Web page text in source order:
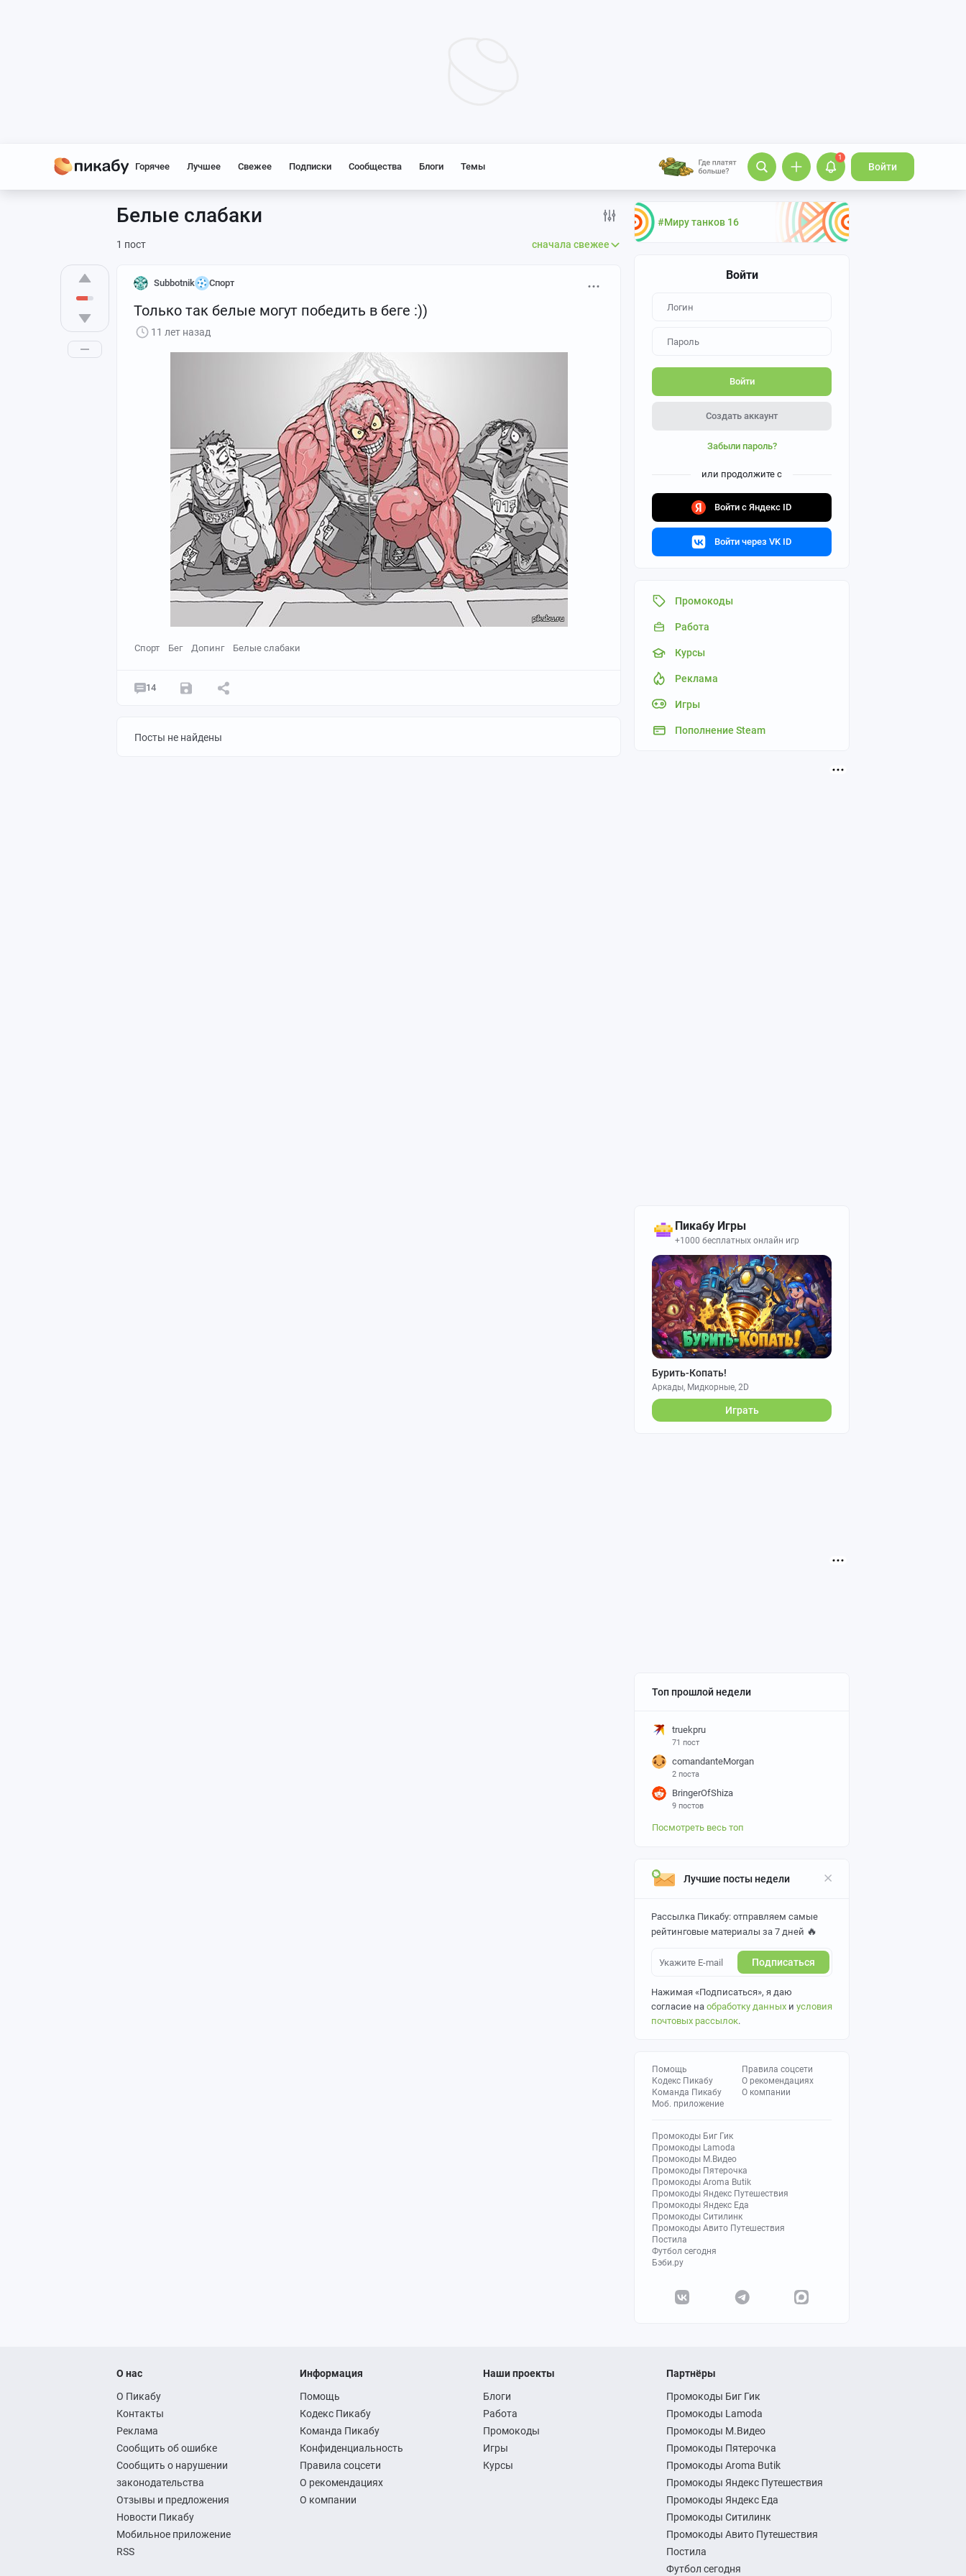
Горячее Лучшее Свежее Подписки Сообщества Блоги Темы
1
Войти
#Миру танков 16
Войти
Войти
Создать аккаунт
Забыли пароль?
или продолжите с
Войти с Яндекс ID
Войти через VK ID
Промокоды
Работа
Курсы
Реклама
Игры
Пополнение Steam
Пикабу Игры
+1000 бесплатных онлайн игр
Бурить-Копать!
Аркады, Мидкорные, 2D
Играть
Топ прошлой недели
truekpru
71 пост
comandanteMorgan
2 поста
BringerOfShiza
9 постов
Посмотреть весь топ
Лучшие посты недели
Рассылка Пикабу: отправляем самые
рейтинговые материалы за 7 дней 🔥
Подписаться
Нажимая «Подписаться», я даю
согласие на обработку данных и условия
почтовых рассылок.
Помощь
Кодекс Пикабу
Команда Пикабу
Моб. приложение
Правила соцсети
О рекомендациях
О компании
Промокоды Биг Гик
Промокоды Lamoda
Промокоды М.Видео
Промокоды Пятерочка
Промокоды Aroma Butik
Промокоды Яндекс Путешествия
Промокоды Яндекс Еда
Промокоды Ситилинк
Промокоды Авито Путешествия
Постила
Футбол сегодня
Бэби.ру
Белые слабаки
1 пост сначала свежее
Subbotnik Спорт
Только так белые могут победить в беге :))
11 лет назад
Спорт Бег Допинг Белые слабаки
14
Посты не найдены
О нас
О Пикабу
Контакты
Реклама
Сообщить об ошибке
Сообщить о нарушении
законодательства
Отзывы и предложения
Новости Пикабу
Мобильное приложение
RSS
Информация
Помощь
Кодекс Пикабу
Команда Пикабу
Конфиденциальность
Правила соцсети
О рекомендациях
О компании
Наши проекты
Блоги
Работа
Промокоды
Игры
Курсы
Партнёры
Промокоды Биг Гик
Промокоды Lamoda
Промокоды М.Видео
Промокоды Пятерочка
Промокоды Aroma Butik
Промокоды Яндекс Путешествия
Промокоды Яндекс Еда
Промокоды Ситилинк
Промокоды Авито Путешествия
Постила
Футбол сегодня